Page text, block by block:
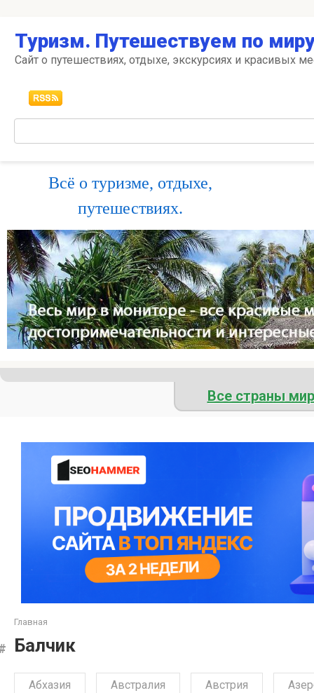
контенту
Туризм. Путешествуем по
Сайт о путешествиях, отдыхе, экскурсиях и красивых
Всё о туризме, отдыхе,
путешествиях.
Все страны
Главная
Балчик
Абхазия Австралия Австрия